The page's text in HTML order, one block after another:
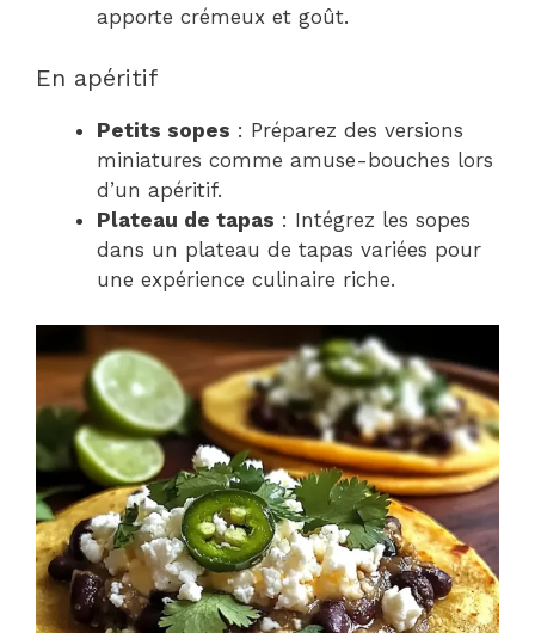
apporte crémeux et goût.
En apéritif
Petits sopes : Préparez des versions
miniatures comme amuse-bouches lors
d’un apéritif.
Plateau de tapas : Intégrez les sopes
dans un plateau de tapas variées pour
une expérience culinaire riche.